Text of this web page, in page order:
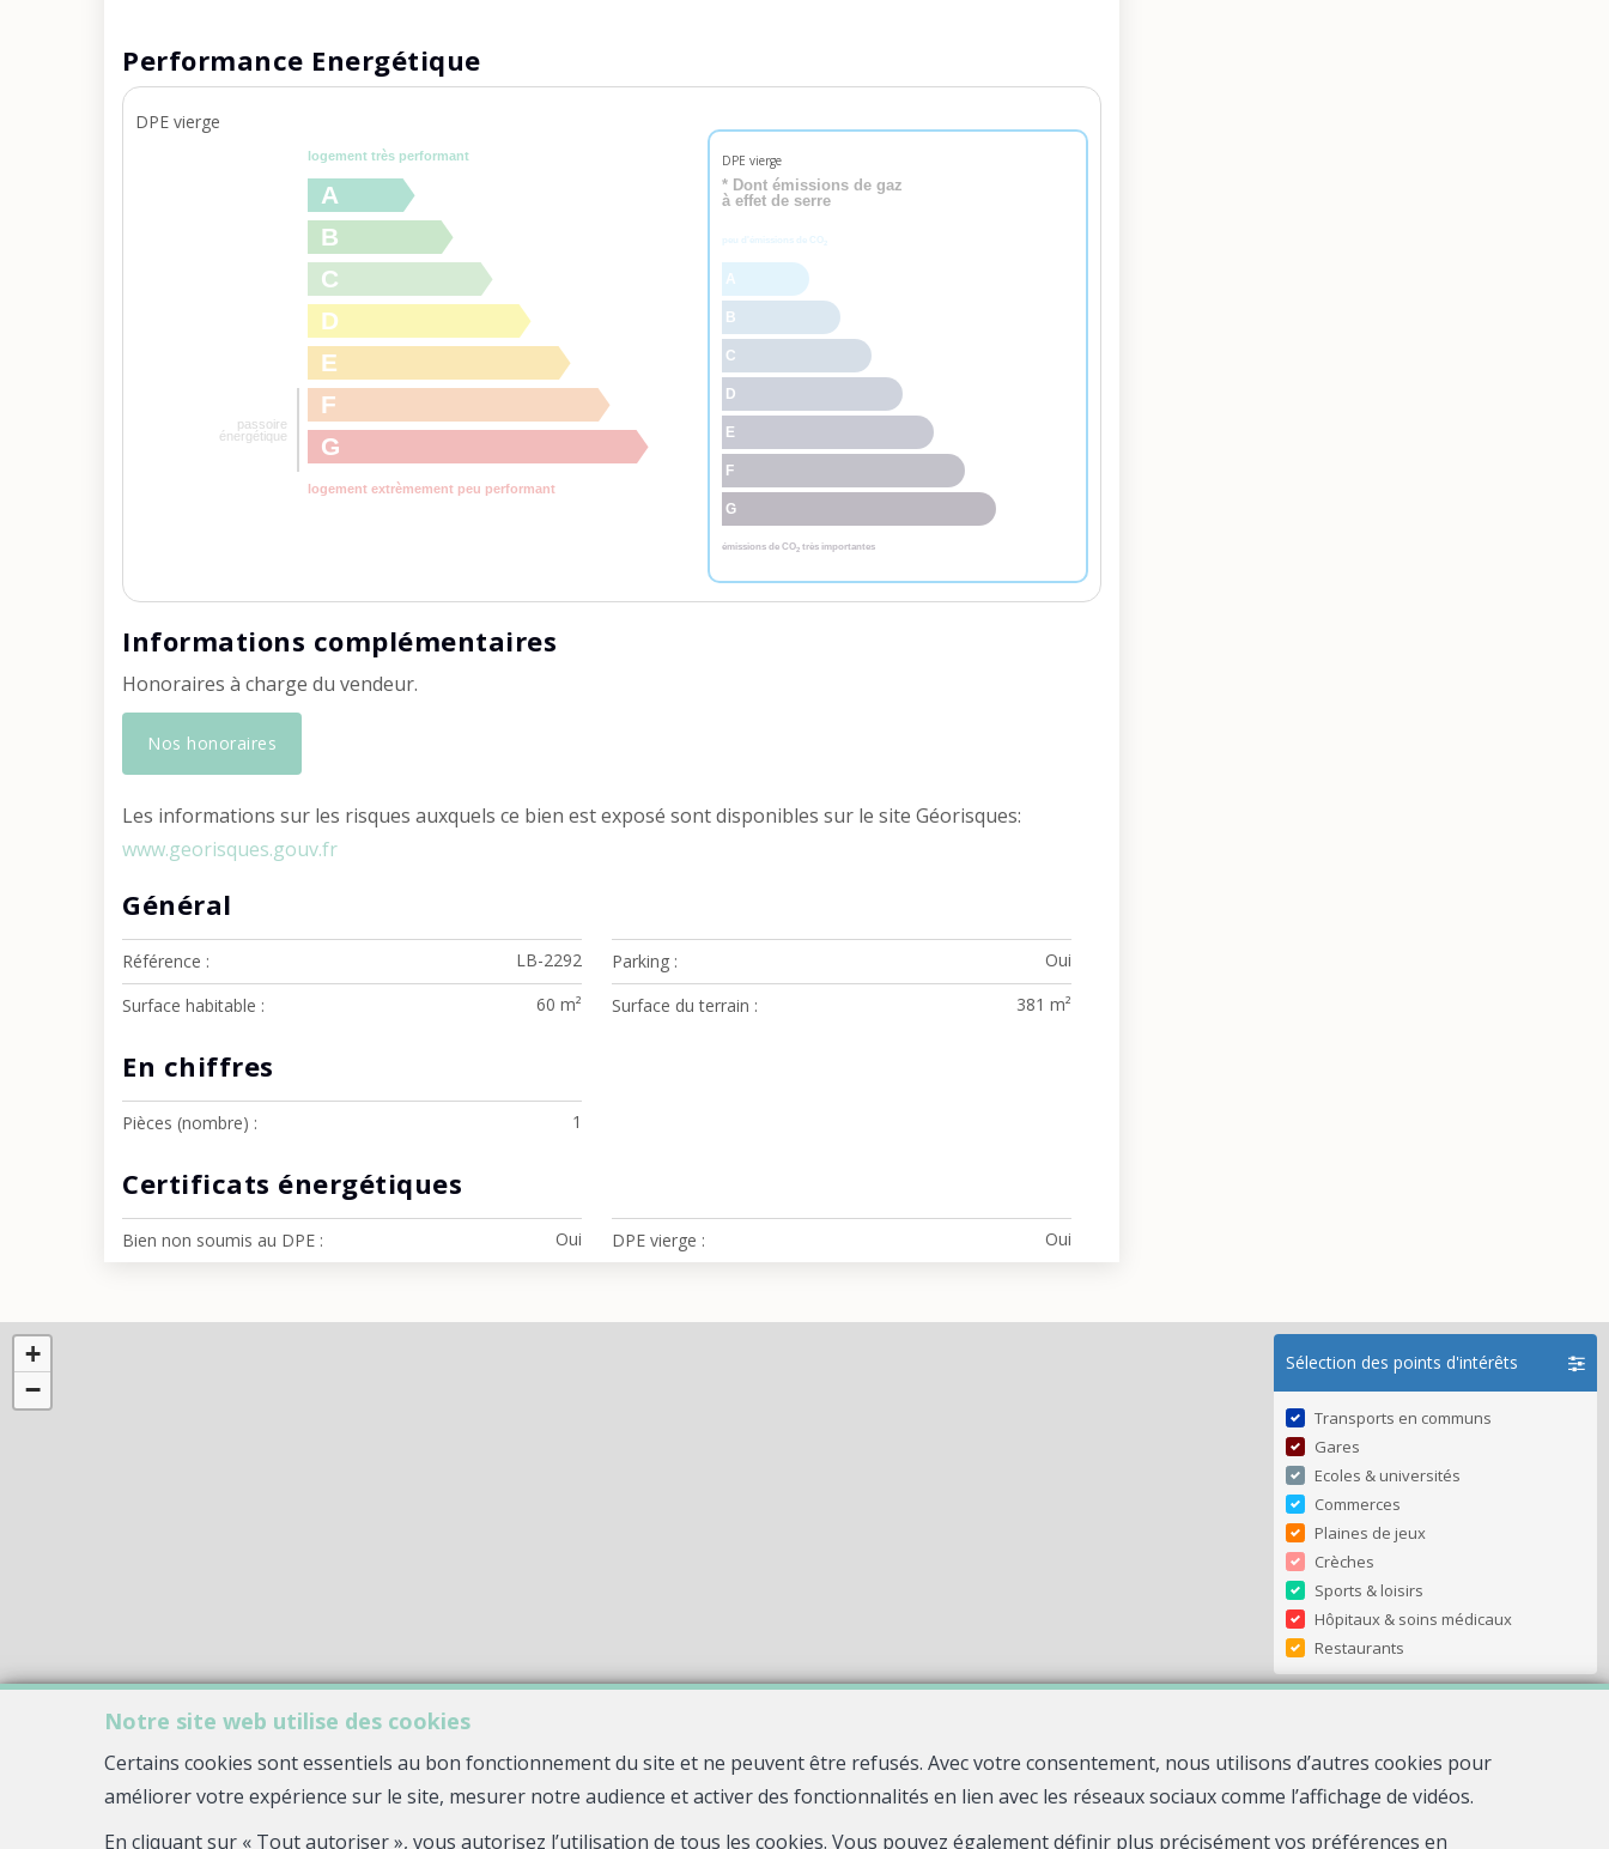
Performance Energétique
DPE vierge
logement très performant
A
B
C
D
E
passoire
énergétique
F
G
logement extrèmement peu performant
DPE vierge
* Dont émissions de gaz
à effet de serre
peu d'émissions de CO
A
B
C
D
E
F
G
émissions de CO2très importantes
Informations complémentaires
Honoraires à charge du vendeur.
Nos honoraires
Les informations sur les risques auxquels ce bien est exposé sont disponibles sur le site Géorisques:
www.georisques.gouv.fr
Général
Référence LB-2292 Parking
Oui
Surface habitable
60 m² Surface du terrain 381 m²
En chiffres
Pièces (nombre) 1
Certificats énergétiques
Bien non soumis au DPE Oui DPE vierge Oui
Sélection des points d'intérêts
Transports en communs
Gares
Ecoles & universités
Commerces
Plaines de jeux
Crèches
Sports & loisirs
Hôpitaux & soins médicaux
Restaurants
+
−
Leaflet| Map data ©OpenStreetMapcontributors,CC-BY-SA
Notre site web utilise des cookies
Certains cookies sont essentiels au bon fonctionnement du site et ne peuvent être refusés. Avec votre consentement, nous utilisons d’autres cookies pour
améliorer votre expérience sur le site, mesurer notre audience et activer des fonctionnalités en lien avec les réseaux sociaux comme l’affichage de vidéos.
En cliquant sur « Tout autoriser », vous autorisez l’utilisation de tous les cookies. Vous pouvez également définir plus précisément vos préférences en
Quelle agence ! —Rue Jean Fourastie— 29480 Le Relecq-Kerhuon